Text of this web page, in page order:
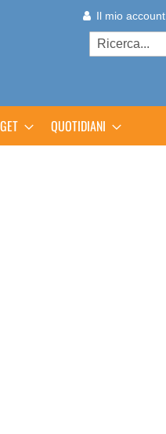
Il mio account
Cerca
QUOTIDIANI